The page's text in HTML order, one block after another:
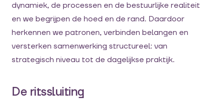
dynamiek, de processen en de bestuurlijke realiteit
en we begrijpen de hoed en de rand. Daardoor
herkennen we patronen, verbinden belangen en
versterken samenwerking structureel: van
strategisch niveau tot de dagelijkse praktijk.
De ritssluiting